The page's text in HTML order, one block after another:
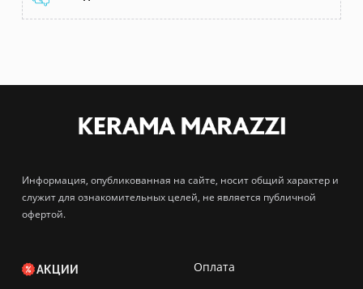
Информация, опубликованная на сайте, носит общий характер и
служит для ознакомительных целей, не является публичной
офертой.
АКЦИИ Оплата